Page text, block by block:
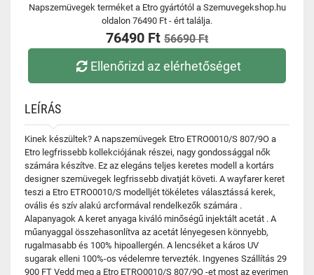
Napszemüvegek terméket a Etro gyártótól a Szemuvegekshop.hu
oldalon 76490 Ft - ért találja.
76490 Ft 56690 Ft
Ellenőrizd az elérhetőséget
LEÍRÁS
Kinek készültek? A napszemüvegek Etro ETRO0010/S 807/9O a
Etro legfrissebb kollekciójának részei, nagy gondossággal nők
számára készítve. Ez az elegáns teljes keretes modell a kortárs
designer szemüvegek legfrissebb divatját követi. A wayfarer keret
teszi a Etro ETRO0010/S modelljét tökéletes választássá kerek,
ovális és szív alakú arcformával rendelkezők számára .
Alapanyagok A keret anyaga kiváló minőségű injektált acetát . A
műanyaggal összehasonlítva az acetát lényegesen könnyebb,
rugalmasabb és 100% hipoallergén. A lencséket a káros UV
sugarak elleni 100%-os védelemre tervezték. Ingyenes Szállítás 29
900 FT Vedd meg a Etro ETRO0010/S 807/9O -et most az eyerimen